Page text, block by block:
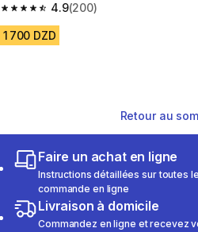
900 bleu foncé violet
4.9
4.9 out of 5 stars from 200 reviews
(200)
1 700 DZD
Retour au
Faire un achat en ligne
Instructions détaillées sur toutes
commande en ligne
Livraison à domicile
Commandez en ligne et recevez